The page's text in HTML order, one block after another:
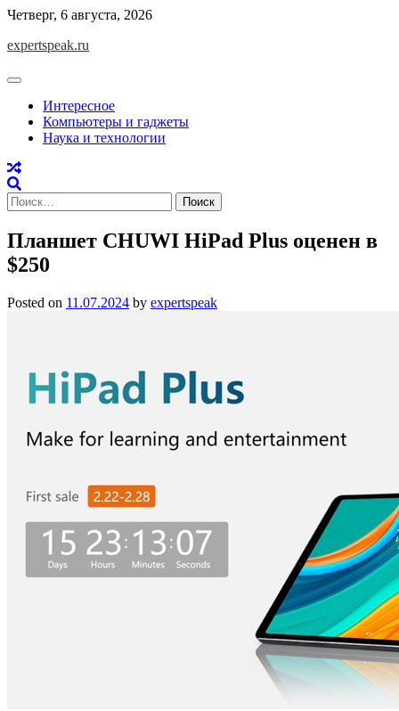
Skip
content
Четверг, 6 августа, 2026
expertspeak.ru
Интересное
Компьютеры и гаджеты
Наука и технологии
Найти:
Планшет CHUWI HiPad Plus оценен в
$250
Posted on 11.07.2024 by expertspeak